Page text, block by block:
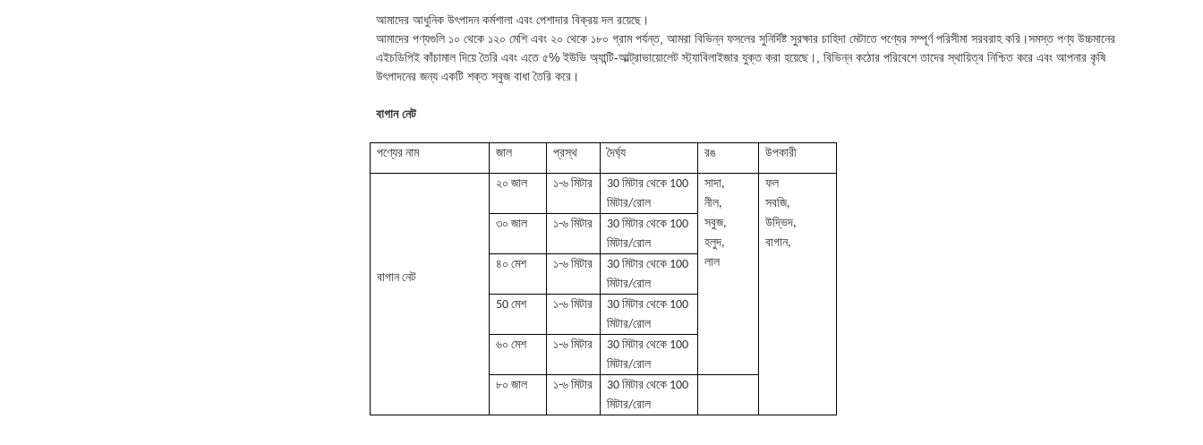
আমাদের আধুনিক উৎপাদন কর্মশালা এবং পেশাদার বিক্রয় দল রয়েছে।
আমাদের পণ্যগুলি ১০ থেকে ১২০ মেশি এবং ২০ থেকে ১৮০ গ্রাম পর্যন্ত, আমরা বিভিন্ন ফসলের সুনির্দিষ্ট সুরক্ষার চাহিদা মেটাতে পণ্যের সম্পূর্ণ পরিসীমা সরবরাহ করি।সমস্ত পণ্য উচ্চমানের
এইচডিপিই কাঁচামাল দিয়ে তৈরি এবং এতে ৫% ইউভি অ্যান্টি-আল্ট্রাভায়োলেট স্ট্যাবিলাইজার যুক্ত করা হয়েছে।, বিভিন্ন কঠোর পরিবেশে তাদের স্থায়িত্ব নিশ্চিত করে এবং আপনার কৃষি
উৎপাদনের জন্য একটি শক্ত সবুজ বাধা তৈরি করে।
বাগান নেট
পণ্যের নাম জাল প্রস্থ দৈর্ঘ্য রঙ উপকারী
বাগান নেট
২০ জাল ১-৬ মিটার
30 মিটার থেকে 100
মিটার/রোল
সাদা,
নীল,
সবুজ,
হলুদ,
লাল
ফল
সবজি,
উদ্ভিদ,
বাগান,
৩০ জাল ১-৬ মিটার
30 মিটার থেকে 100
মিটার/রোল
৪০ মেশ
১-৬ মিটার
30 মিটার থেকে 100
মিটার/রোল
50 মেশ
১-৬ মিটার
30 মিটার থেকে 100
মিটার/রোল
৬০ মেশ
১-৬ মিটার
30 মিটার থেকে 100
মিটার/রোল
৮০ জাল
১-৬ মিটার
30 মিটার থেকে 100
মিটার/রোল